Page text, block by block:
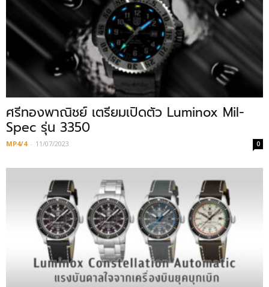
ศรีทองพาณิชย์ เตรียมเปิดตัว Luminox Mil-
Spec รุ่น 3350
MP4/4 - 11/07/2023 0